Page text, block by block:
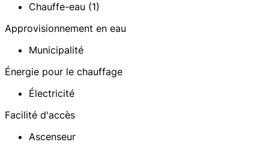
Chauffe-eau (1)
Approvisionnement en eau
Municipalité
Énergie pour le chauffage
Électricité
Facilité d'accès
Ascenseur